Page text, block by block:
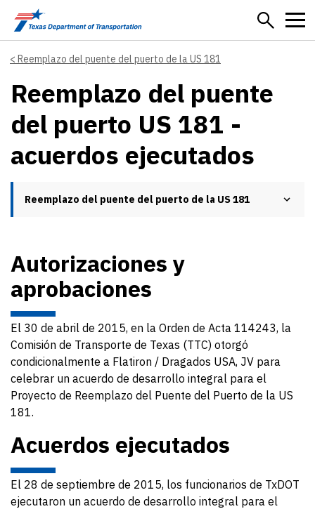
Skip to main content
Reemplazo del puente del puerto de la US 181
Reemplazo del puente
del puerto US 181 -
acuerdos ejecutados
Reemplazo del puente del puerto de la US 181
Autorizaciones y
aprobaciones
El 30 de abril de 2015, en la Orden de Acta 114243, la
Comisión de Transporte de Texas (TTC) otorgó
condicionalmente a Flatiron / Dragados USA, JV para
celebrar un acuerdo de desarrollo integral para el
Proyecto de Reemplazo del Puente del Puerto de la US
181.
Acuerdos ejecutados
El 28 de septiembre de 2015, los funcionarios de TxDOT
ejecutaron un acuerdo de desarrollo integral para el